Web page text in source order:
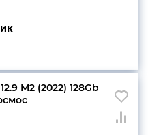
M2 (2022) 128Gb